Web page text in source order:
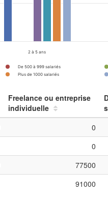
De 500 à 999 salariés
Plus de 1000 salariés
2 à 5 ans
Freelance ou entreprise
individuelle
0
0
77500
91000